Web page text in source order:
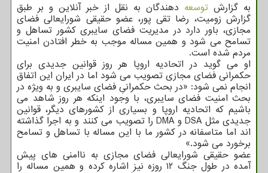
به گزارش توسعه دهندگان به نقل از خبر آنلاین و بر طبق
گزارش زومیت، رضا تقی پور، عضو حقیقی شورایعالی فضای
مجازی، باور دارد در مدیریت فضای سایبری کشور تساهل و
تسامح می شود و همین مساله موجب به خطر افتادن امنیت
مردم شده است.
او می گوید در اتحادیه اروپا هر روز قوانین جدیدی برای
حکمرانی فضای مجازی تصویب می شود اما در ایران این اتفاق
انجام نمی شود: «در بحث حکمرانیِ فضای سایبری و به ویژه در
بحث امنیت فضای سایبری، با وجود اینکه هر روز شاهد می
باشیم که اتحادیه اروپا و بسیاری از کشورهای دیگر، قوانین
جدیدی مثل DSA و DMA را تصویب می کنند و به اجرا گذاشته
اند اما متاسفانه در کشور ما با این مساله با تساهل و تسامح
برخورد می شود.»
عضو حقیقی شورایعالی فضای مجازی به ناامنی های پیش
آمده در طول جنگ ۱۲ روزه نیز اشاره کرده و همین مساله را